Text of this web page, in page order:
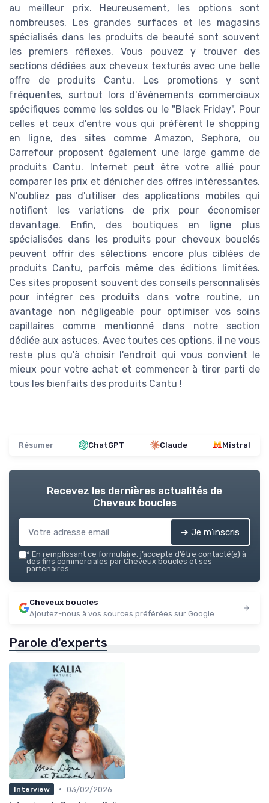
au meilleur prix. Heureusement, les options sont
nombreuses. Les grandes surfaces et les magasins
spécialisés dans les produits de beauté sont souvent
les premiers réflexes. Vous pouvez y trouver des
sections dédiées aux cheveux texturés avec une belle
offre de produits Cantu. Les promotions y sont
fréquentes, surtout lors d'événements commerciaux
spécifiques comme les soldes ou le "Black Friday". Pour
celles et ceux d'entre vous qui préfèrent le shopping
en ligne, des sites comme Amazon, Sephora, ou
Carrefour proposent également une large gamme de
produits Cantu. Internet peut être votre allié pour
comparer les prix et dénicher des offres intéressantes.
N'oubliez pas d'utiliser des applications mobiles qui
notifient les variations de prix pour économiser
davantage. Enfin, des boutiques en ligne plus
spécialisées dans les produits pour cheveux bouclés
peuvent offrir des sélections encore plus ciblées de
produits Cantu, parfois même des éditions limitées.
Ces sites proposent souvent des conseils personnalisés
pour intégrer ces produits dans votre routine, un
avantage non négligeable pour optimiser vos soins
capillaires comme mentionné dans notre section
dédiée aux astuces. Avec toutes ces options, il ne vous
reste plus qu'à choisir l'endroit qui vous convient le
mieux pour votre achat et commencer à tirer parti de
tous les bienfaits des produits Cantu !
Résumer ChatGPT Claude Mistral
Recevez les dernières actualités de
Cheveux boucles
➔ Je m'inscris
* En remplissant ce formulaire, j’accepte d’être contacté(e) à
des fins commerciales par Cheveux boucles et ses
partenaires.
Cheveux boucles
Ajoutez-nous à vos sources préférées sur Google
Parole d'experts
Interview • 03/02/2026